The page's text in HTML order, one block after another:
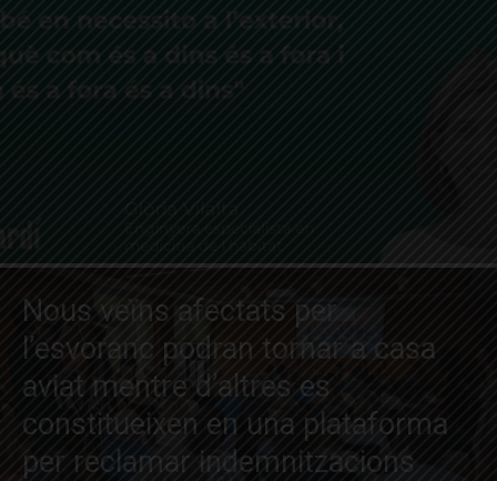
Nous veïns afectats per
l’esvoranc podran tornar a casa
aviat mentre d’altres es
constitueixen en una plataforma
per reclamar indemnitzacions